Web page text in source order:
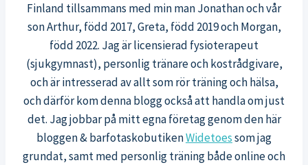
Finland tillsammans med min man Jonathan och vår
son Arthur, född 2017, Greta, född 2019 och Morgan,
född 2022. Jag är licensierad fysioterapeut
(sjukgymnast), personlig tränare och kostrådgivare,
och är intresserad av allt som rör träning och hälsa,
och därför kom denna blogg också att handla om just
det. Jag jobbar på mitt egna företag genom den här
bloggen & barfotaskobutikenWidetoessom jag
grundat, samt med personlig träning både online och